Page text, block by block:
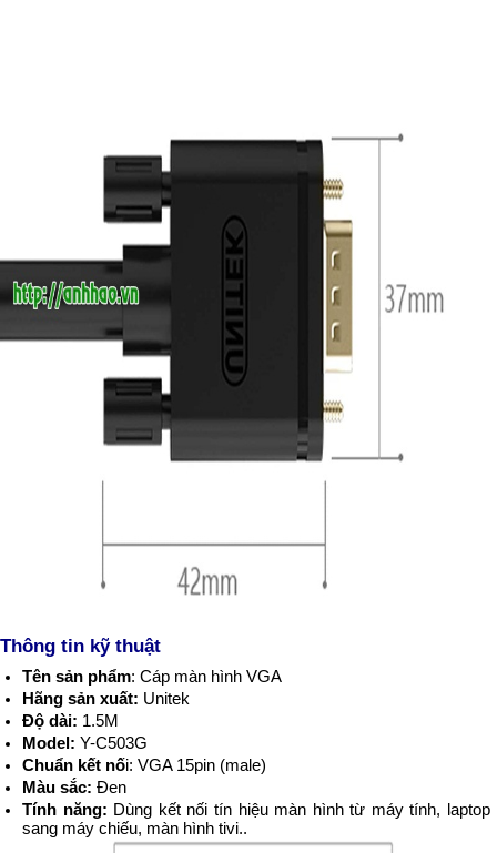
Thông tin kỹ thuật
Tên sản phẩm: Cáp màn hình VGA
Hãng sản xuất: Unitek
Độ dài: 1.5M
Model: Y-C503G
Chuẩn kết nối: VGA 15pin (male)
Màu sắc: Đen
Tính năng: Dùng kết nối tín hiệu màn hình từ máy tính, laptop
sang máy chiếu, màn hình tivi..